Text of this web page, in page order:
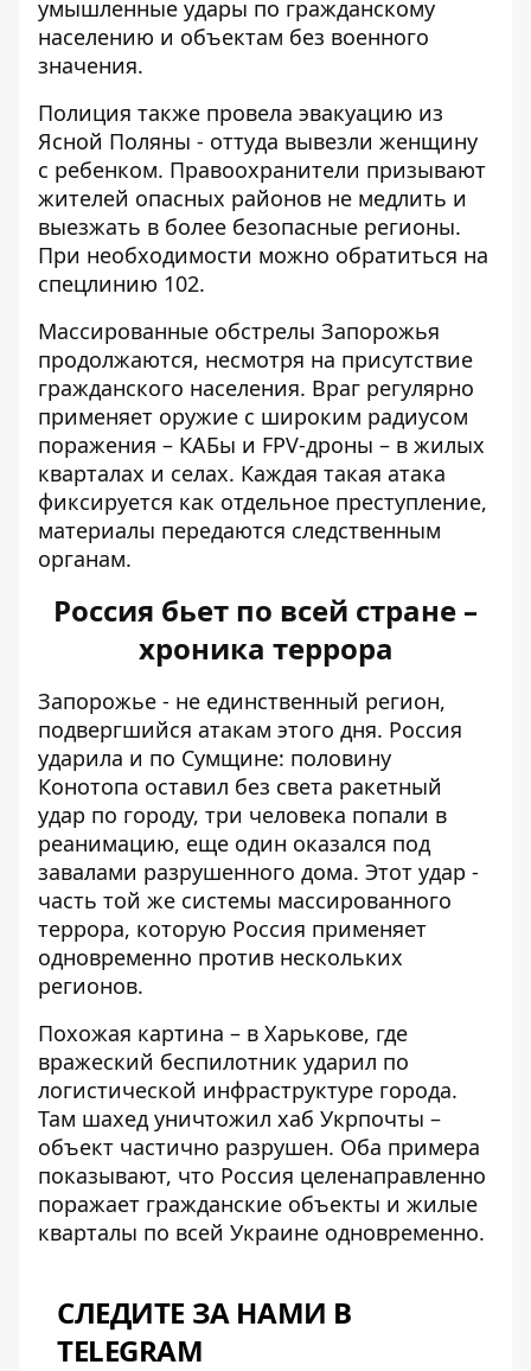
умышленные удары по гражданскому
населению и объектам без военного
значения.
Полиция также провела эвакуацию из
Ясной Поляны - оттуда вывезли женщину
с ребенком. Правоохранители призывают
жителей опасных районов не медлить и
выезжать в более безопасные регионы.
При необходимости можно обратиться на
спецлинию 102.
Массированные обстрелы Запорожья
продолжаются, несмотря на присутствие
гражданского населения. Враг регулярно
применяет оружие с широким радиусом
поражения – КАБы и FPV-дроны – в жилых
кварталах и селах. Каждая такая атака
фиксируется как отдельное преступление,
материалы передаются следственным
органам.
Россия бьет по всей стране –
хроника террора
Запорожье - не единственный регион,
подвергшийся атакам этого дня. Россия
ударила и по Сумщине: половину
Конотопа оставил без света ракетный
удар по городу, три человека попали в
реанимацию, еще один оказался под
завалами разрушенного дома. Этот удар -
часть той же системы массированного
террора, которую Россия применяет
одновременно против нескольких
регионов.
Похожая картина – в Харькове, где
вражеский беспилотник ударил по
логистической инфраструктуре города.
Там шахед уничтожил хаб Укрпочты –
объект частично разрушен. Оба примера
показывают, что Россия целенаправленно
поражает гражданские объекты и жилые
кварталы по всей Украине одновременно.
СЛЕДИТЕ ЗА НАМИ В
TELEGRAM